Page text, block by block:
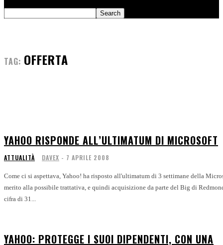
TAG: OFFERTA
YAHOO RISPONDE ALL’ULTIMATUM DI MICROSOFT
ATTUALITÀ DAVEX - 7 APRILE 2008
Come ci si aspettava, Yahoo! ha risposto all'ultimatum di 3 settimane della
merito alla possibile trattativa, e quindi acquisizione da parte del Big di
cifra di 31...
YAHOO: PROTEGGE I SUOI DIPENDENTI, CON UNA